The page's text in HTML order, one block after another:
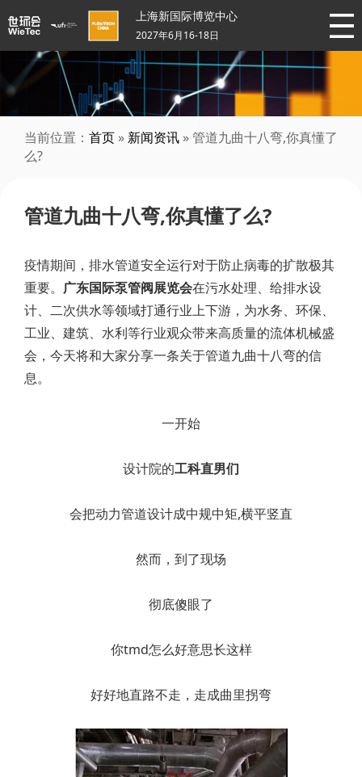
上海新国际博览中心
2027年6月16-18日
当前位置： 首页 » 新闻资讯 » 管道九曲十八弯,你真懂了
么?
管道九曲十八弯,你真懂了么?
疫情期间，排水管道安全运行对于防止病毒的扩散极其
重要。 广东国际泵管阀展览会在污水处理、给排水设
计、二次供水等领域打通行业上下游，为水务、环保、
工业、建筑、水利等行业观众带来高质量的流体机械盛
会，今天将和大家分享一条关于管道九曲十八弯的信
息。
一开始
设计院的工科直男们
会把动力管道设计成中规中矩,横平竖直
然而，到了现场
彻底傻眼了
你tmd怎么好意思长这样
好好地直路不走，走成曲里拐弯